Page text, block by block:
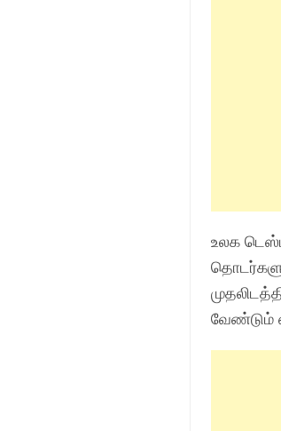
உலக
வேண்டும்